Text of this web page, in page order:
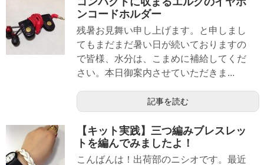
ンコードホルダー
残暑お見舞い申し上げます。と申しまし
てもまだまだ暑い日が続いておりますの
で皆様、水分は、こまめに補給してくだ
さい。本日御案内させていただきま...
記事を読む
【キット実践】三つ編みブレスレッ
トを編んでみましたよ！
こんばんは！出荷部のニシオです。最近